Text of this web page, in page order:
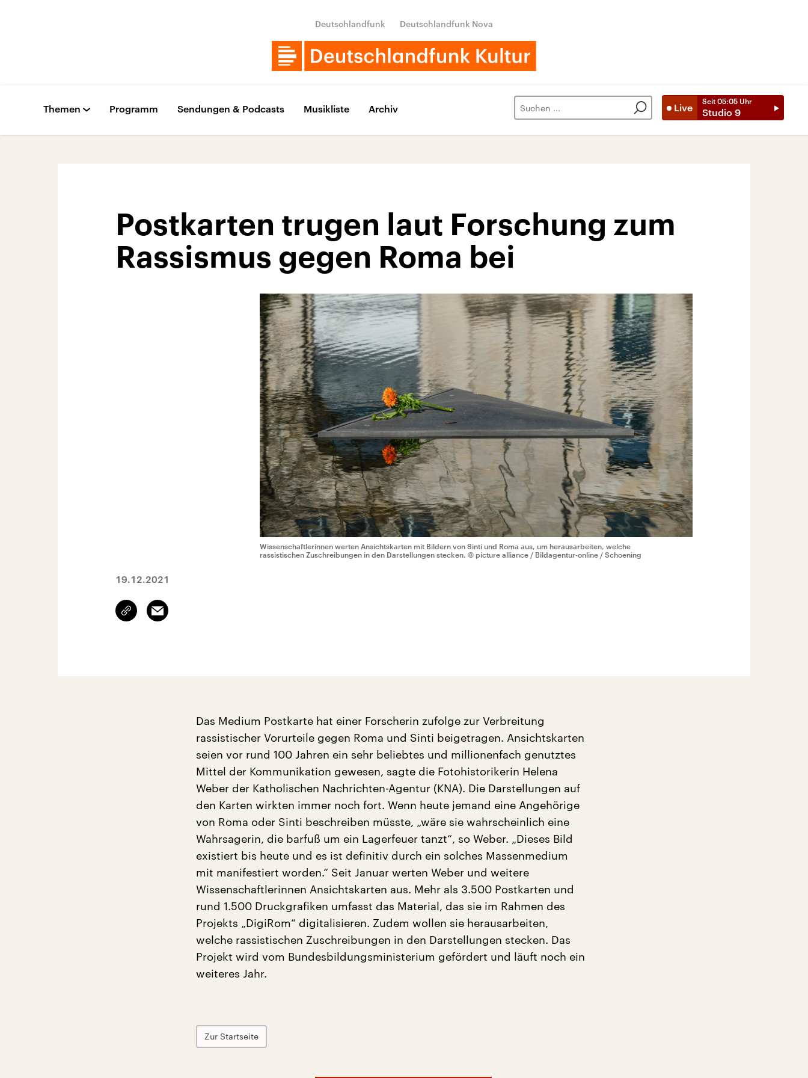
Deutschlandfunk Deutschlandfunk Nova
Live
Seit 05:05 Uhr
Studio 9
Themen Programm Sendungen & Podcasts Musikliste Archiv
Postkarten trugen laut Forschung zum
Rassismus gegen Roma bei
Wissenschaftlerinnen werten Ansichtskarten mit Bildern von Sinti und Roma aus, um herausarbeiten, welche
rassistischen Zuschreibungen in den Darstellungen stecken. © picture alliance / Bildagentur-online / Schoening
19.12.2021
Link
kopieren/teilen
Email
Das Medium Postkarte hat einer Forscherin zufolge zur Verbreitung
rassistischer Vorurteile gegen Roma und Sinti beigetragen. Ansichtskarten
seien vor rund 100 Jahren ein sehr beliebtes und millionenfach genutztes
Mittel der Kommunikation gewesen, sagte die Fotohistorikerin Helena
Weber der Katholischen Nachrichten-Agentur (KNA). Die Darstellungen auf
den Karten wirkten immer noch fort. Wenn heute jemand eine Angehörige
von Roma oder Sinti beschreiben müsste, „wäre sie wahrscheinlich eine
Wahrsagerin, die barfuß um ein Lagerfeuer tanzt“, so Weber. „Dieses Bild
existiert bis heute und es ist definitiv durch ein solches Massenmedium
mit manifestiert worden.“ Seit Januar werten Weber und weitere
Wissenschaftlerinnen Ansichtskarten aus. Mehr als 3.500 Postkarten und
rund 1.500 Druckgrafiken umfasst das Material, das sie im Rahmen des
Projekts „DigiRom“ digitalisieren. Zudem wollen sie herausarbeiten,
welche rassistischen Zuschreibungen in den Darstellungen stecken. Das
Projekt wird vom Bundesbildungsministerium gefördert und läuft noch ein
weiteres Jahr.
Zur Startseite